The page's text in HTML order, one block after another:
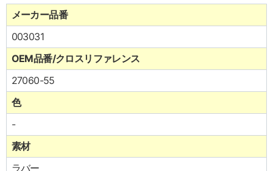
メーカー品番
003031
OEM品番/クロスリファレンス
27060-55
色
-
素材
ラバー